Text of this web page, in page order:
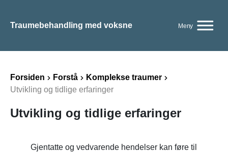
Traumebehandling med voksne Meny
Forsiden Forstå
Komplekse traumer
Utvikling og tidlige erfaringer
Utvikling og tidlige erfaringer
Gjentatte og vedvarende hendelser kan føre til